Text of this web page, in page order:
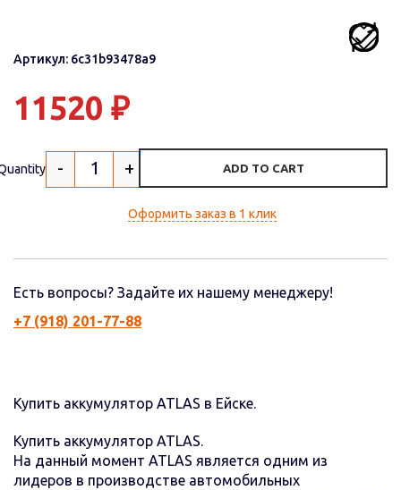
Артикул: 6c31b93478a9
11520 ₽
- + ADD TO CART
Оформить заказ в 1 клик
Есть вопросы? Задайте их нашему менеджеру!
+7 (918) 201-77-88
Купить аккумулятор ATLAS в Ейске.
Купить аккумулятор ATLAS.
На данный момент ATLAS является одним из
лидеров в производстве автомобильных